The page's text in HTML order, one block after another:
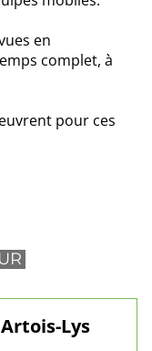
en
complet, à
pour ces
Lys